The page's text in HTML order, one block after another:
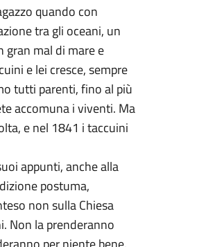
quando con
tra gli oceani, un
mal di mare e
e lei cresce, sempre
tutti parenti, fino al più
accomuna i viventi. Ma
e nel 1841 i taccuini
appunti, anche alla
postuma,
non sulla Chiesa
Non la prenderanno